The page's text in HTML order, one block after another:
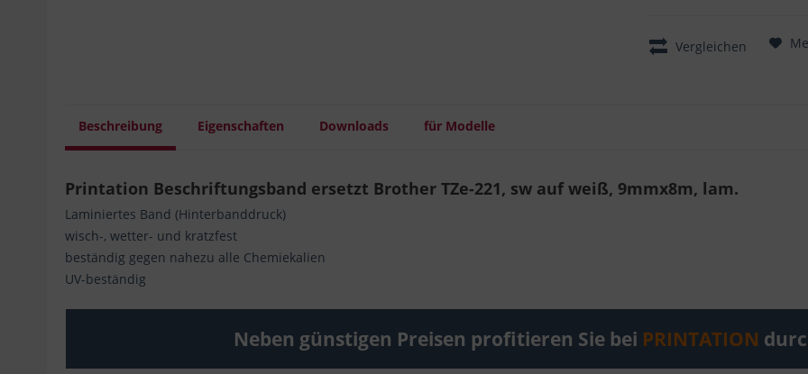
Vergleichen
Beschreibung Eigenschaften Downloads für Modelle
Printation Beschriftungsband ersetzt Brother TZe-221, sw auf weiß, 9mmx8m, lam.
Laminiertes Band (Hinterbanddruck)
wisch-, wetter- und kratzfest
beständig gegen nahezu alle Chemiekalien
UV-beständig
Neben günstigen Preisen profitieren Sie bei PRINTATION